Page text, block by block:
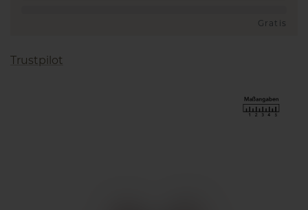
Gratis
Trustpilot